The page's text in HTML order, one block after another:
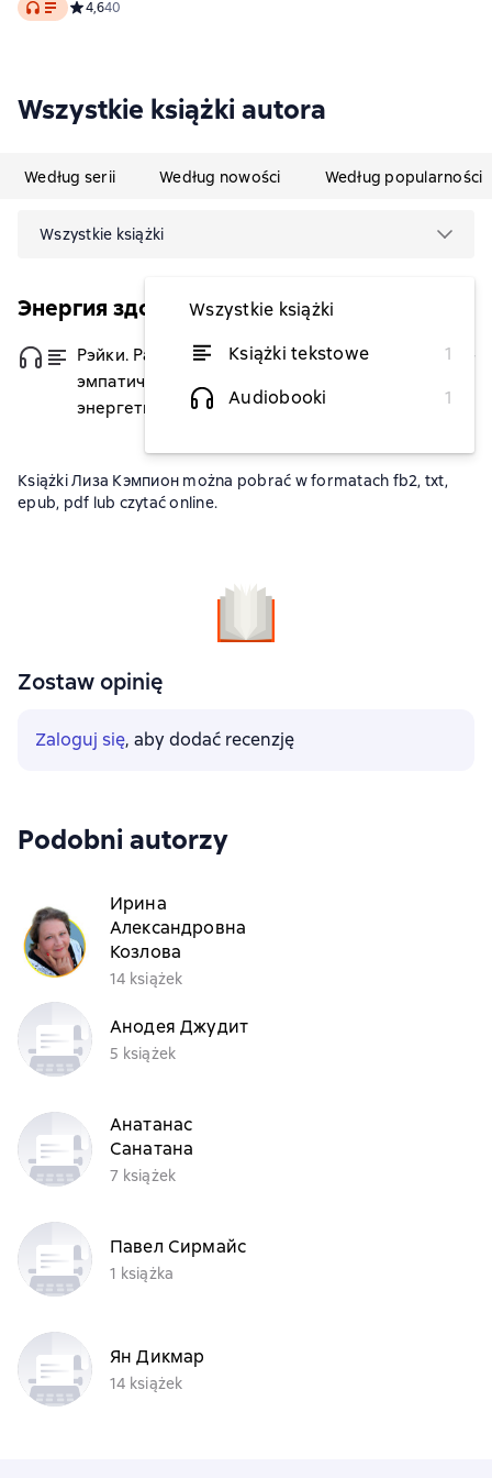
исцеленияСредний рейтинг 4,6 на основе 40 оценок
4,640
Wszystkie książki autora
Według serii Według nowości Według popularności
Wszystkie książki
Wszystkie książki
Książki tekstowe
1
Audiobooki
1
Энергия здоровья
Рэйки. Развитие интуитивных и
эмпатических способностей для
энергетического исцеления
od 24,39 zł
Książki Лиза Кэмпион można pobrać w formatach fb2, txt,
epub, pdf lub czytać online.
Zostaw opinię
Zaloguj się, aby dodać recenzję
Podobni autorzy
Ирина
Александровна
Козлова
14 książek
Анодея Джудит
5 książek
Анатанас
Санатана
7 książek
Павел Сирмайс
1 książka
Ян Дикмар
14 książek